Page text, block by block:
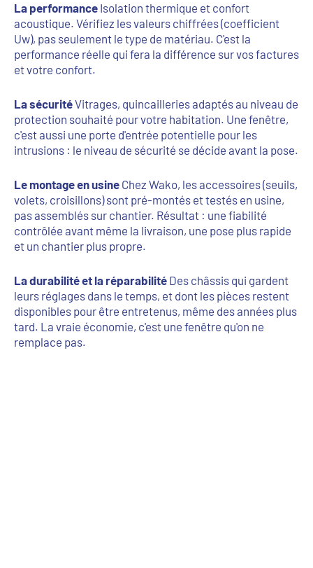
La performance Isolation thermique et confort
acoustique. Vérifiez les valeurs chiffrées (coefficient
Uw), pas seulement le type de matériau. C'est la
performance réelle qui fera la différence sur vos factures
et votre confort.
La sécuritéVitrages, quincailleries adaptés au niveau de
protection souhaité pour votre habitation. Une fenêtre,
c'est aussi une porte d'entrée potentielle pour les
intrusions : le niveau de sécurité se décide avant la pose.
Le montage en usine Chez Wako, les accessoires (seuils,
volets, croisillons) sont pré-montés et testés en usine,
pas assemblés sur chantier. Résultat : une fiabilité
contrôlée avant même la livraison, une pose plus rapide
et un chantier plus propre.
La durabilité et la réparabilité Des châssis qui gardent
leurs réglages dans le temps, et dont les pièces restent
disponibles pour être entretenus, même des années plus
tard. La vraie économie, c'est une fenêtre qu'on ne
remplace pas.